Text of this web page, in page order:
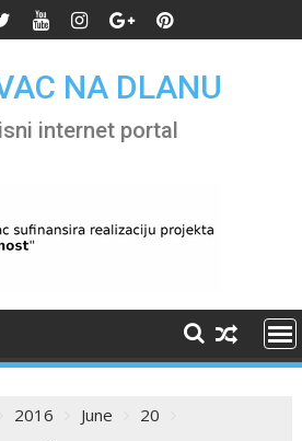
NA DLANU
internet portal
2016 June
20